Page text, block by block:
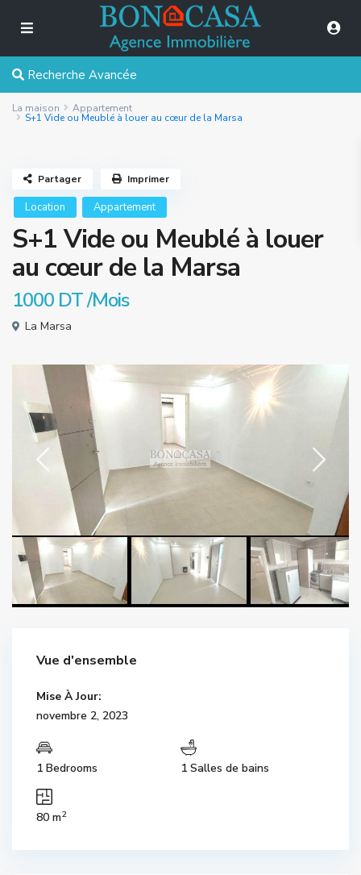
Recherche Avancée
La maison Appartement
S+1 Vide ou Meublé à louer au cœur de la Marsa
Location Appartement
S+1 Vide ou Meublé à louer
au cœur de la Marsa
1000 DT/Mois
La Marsa
Partager Imprimer
Vue d'ensemble
Mise À Jour:
novembre 2, 2023
1 Bedrooms 1 Salles de bains
80 m2